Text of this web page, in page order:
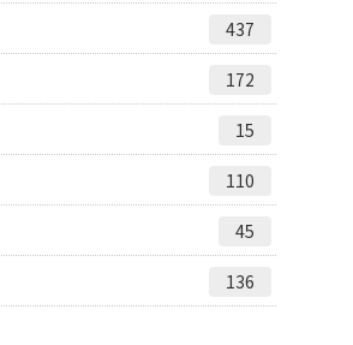
437
172
15
110
45
136